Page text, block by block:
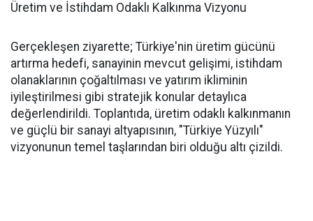
Üretim ve İstihdam Odaklı Kalkınma Vizyonu
Gerçekleşen ziyarette; Türkiye'nin üretim gücünü
artırma hedefi, sanayinin mevcut gelişimi, istihdam
olanaklarının çoğaltılması ve yatırım ikliminin
iyileştirilmesi gibi stratejik konular detaylıca
değerlendirildi. Toplantıda, üretim odaklı kalkınmanın
ve güçlü bir sanayi altyapısının, "Türkiye Yüzyılı"
vizyonunun temel taşlarından biri olduğu altı çizildi.